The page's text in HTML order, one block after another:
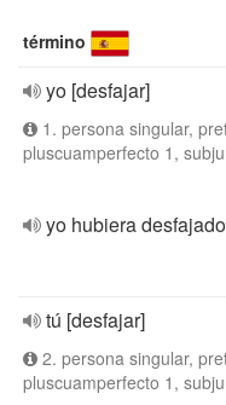
término
yo [desfajar]
1. persona singular,
pluscuamperfecto 1,
yo hubiera desfajado
tú [desfajar]
2. persona singular,
pluscuamperfecto 1,